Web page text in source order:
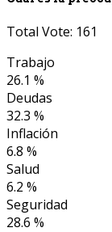
Total Vote: 161
Trabajo
26.1 %
Deudas
32.3 %
Inflación
6.8 %
Salud
6.2 %
Seguridad
28.6 %